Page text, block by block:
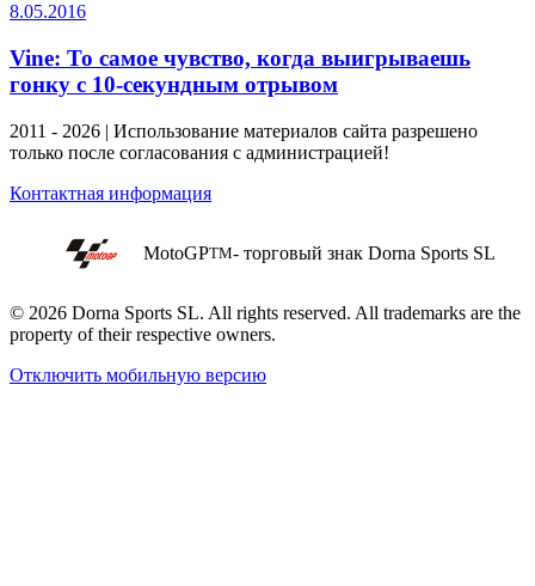
8.05.2016
Vine: То самое чувство, когда выигрываешь
гонку с 10-секундным отрывом
2011 - 2026 | Использование материалов сайта разрешено
только после согласования с администрацией!
Контактная информация
MotoGPTM- торговый знак Dorna Sports SL
© 2026 Dorna Sports SL. All rights reserved. All trademarks are the
property of their respective owners.
Отключить мобильную версию